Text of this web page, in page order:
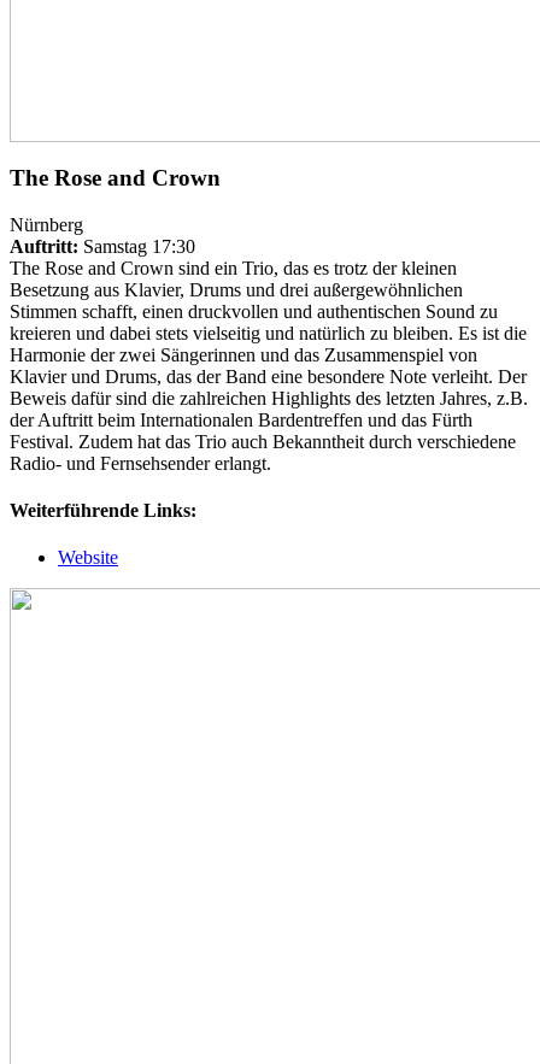
The Rose and Crown
Nürnberg
Auftritt: Samstag 17:30
The Rose and Crown sind ein Trio, das es trotz der kleinen
Besetzung aus Klavier, Drums und drei außergewöhnlichen
Stimmen schafft, einen druckvollen und authentischen Sound zu
kreieren und dabei stets vielseitig und natürlich zu bleiben. Es ist die
Harmonie der zwei Sängerinnen und das Zusammenspiel von
Klavier und Drums, das der Band eine besondere Note verleiht. Der
Beweis dafür sind die zahlreichen Highlights des letzten Jahres, z.B.
der Auftritt beim Internationalen Bardentreffen und das Fürth
Festival. Zudem hat das Trio auch Bekanntheit durch verschiedene
Radio- und Fernsehsender erlangt.
Weiterführende Links:
Website